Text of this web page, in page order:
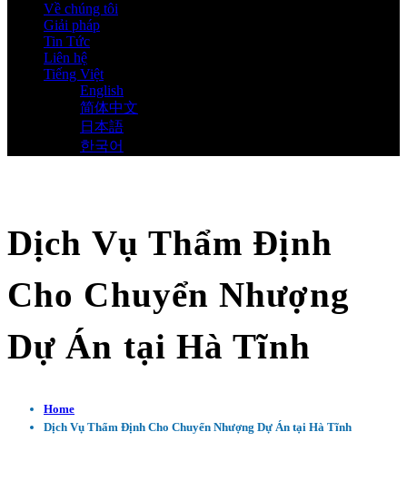
Về chúng tôi
Giải pháp
Tin Tức
Liên hệ
Tiếng Việt
English
简体中文
日本語
한국어
Dịch Vụ Thẩm Định
Cho Chuyển Nhượng
Dự Án tại Hà Tĩnh
Home
Dịch Vụ Thẩm Định Cho Chuyển Nhượng Dự Án tại Hà Tĩnh